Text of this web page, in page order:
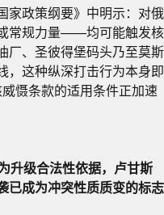
家政策纲要》中明示：对俄
常规力量——均可能触发核
厂、圣彼得堡码头乃至莫斯
，这种纵深打击行为本身即
慑条款的适用条件正加速
升级合法性依据，卢甘斯
已成为冲突性质质变的标志